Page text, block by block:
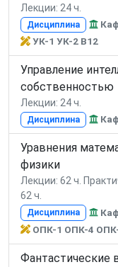
Лекции: 24 ч.
Дисциплина
УК-1 УК-2 В12
Управление
собственностью
Лекции: 24 ч.
Дисциплина
Уравнения
физики
Лекции: 62 ч.
62 ч.
Дисциплина
ОПК-1 ОПК-4
Фантастические